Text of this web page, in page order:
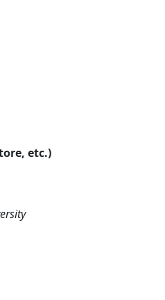
etc.)